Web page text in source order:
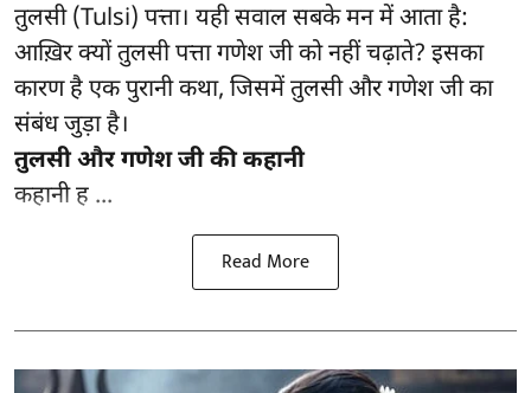
तुलसी (Tulsi) पत्ता। यही सवाल सबके मन में आता है:
आख़िर क्यों तुलसी पत्ता गणेश जी को नहीं चढ़ाते? इसका
कारण है एक पुरानी कथा, जिसमें तुलसी और गणेश जी का
संबंध जुड़ा है।
तुलसी और गणेश जी की कहानी
कहानी ह ...
Read More